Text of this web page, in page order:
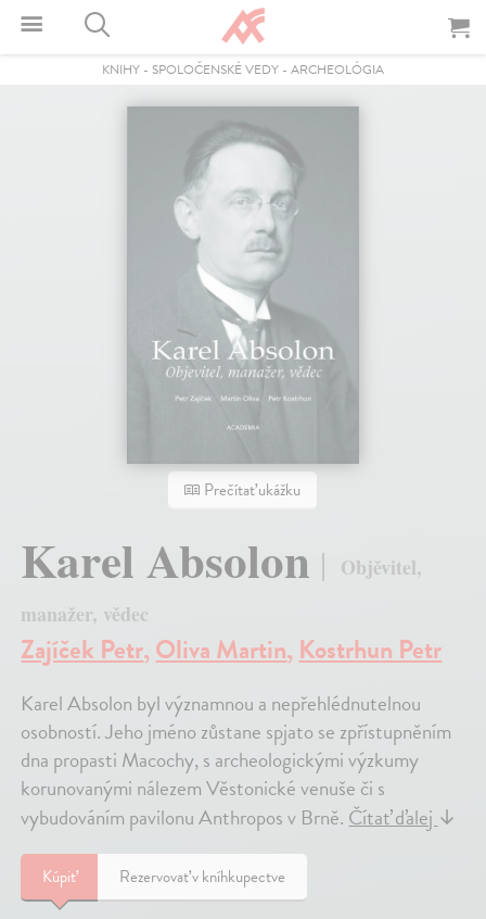
KNIHY - SPOLOČENSKÉ VEDY - ARCHEOLÓGIA
Prečítať ukážku
Karel Absolon
Objěvitel,
manažer, vědec
Zajíček Petr,Oliva Martin, Kostrhun Petr
Karel Absolon byl významnou a nepřehlédnutelnou
osobností. Jeho jméno zůstane spjato se zpřístupněním
dna propasti Macochy, s archeologickými výzkumy
korunovanými nálezem Věstonické venuše či s
vybudováním pavilonu Anthropos v Brně.Čítať ďalej↓
Kúpiť Rezervovať v kníhkupectve